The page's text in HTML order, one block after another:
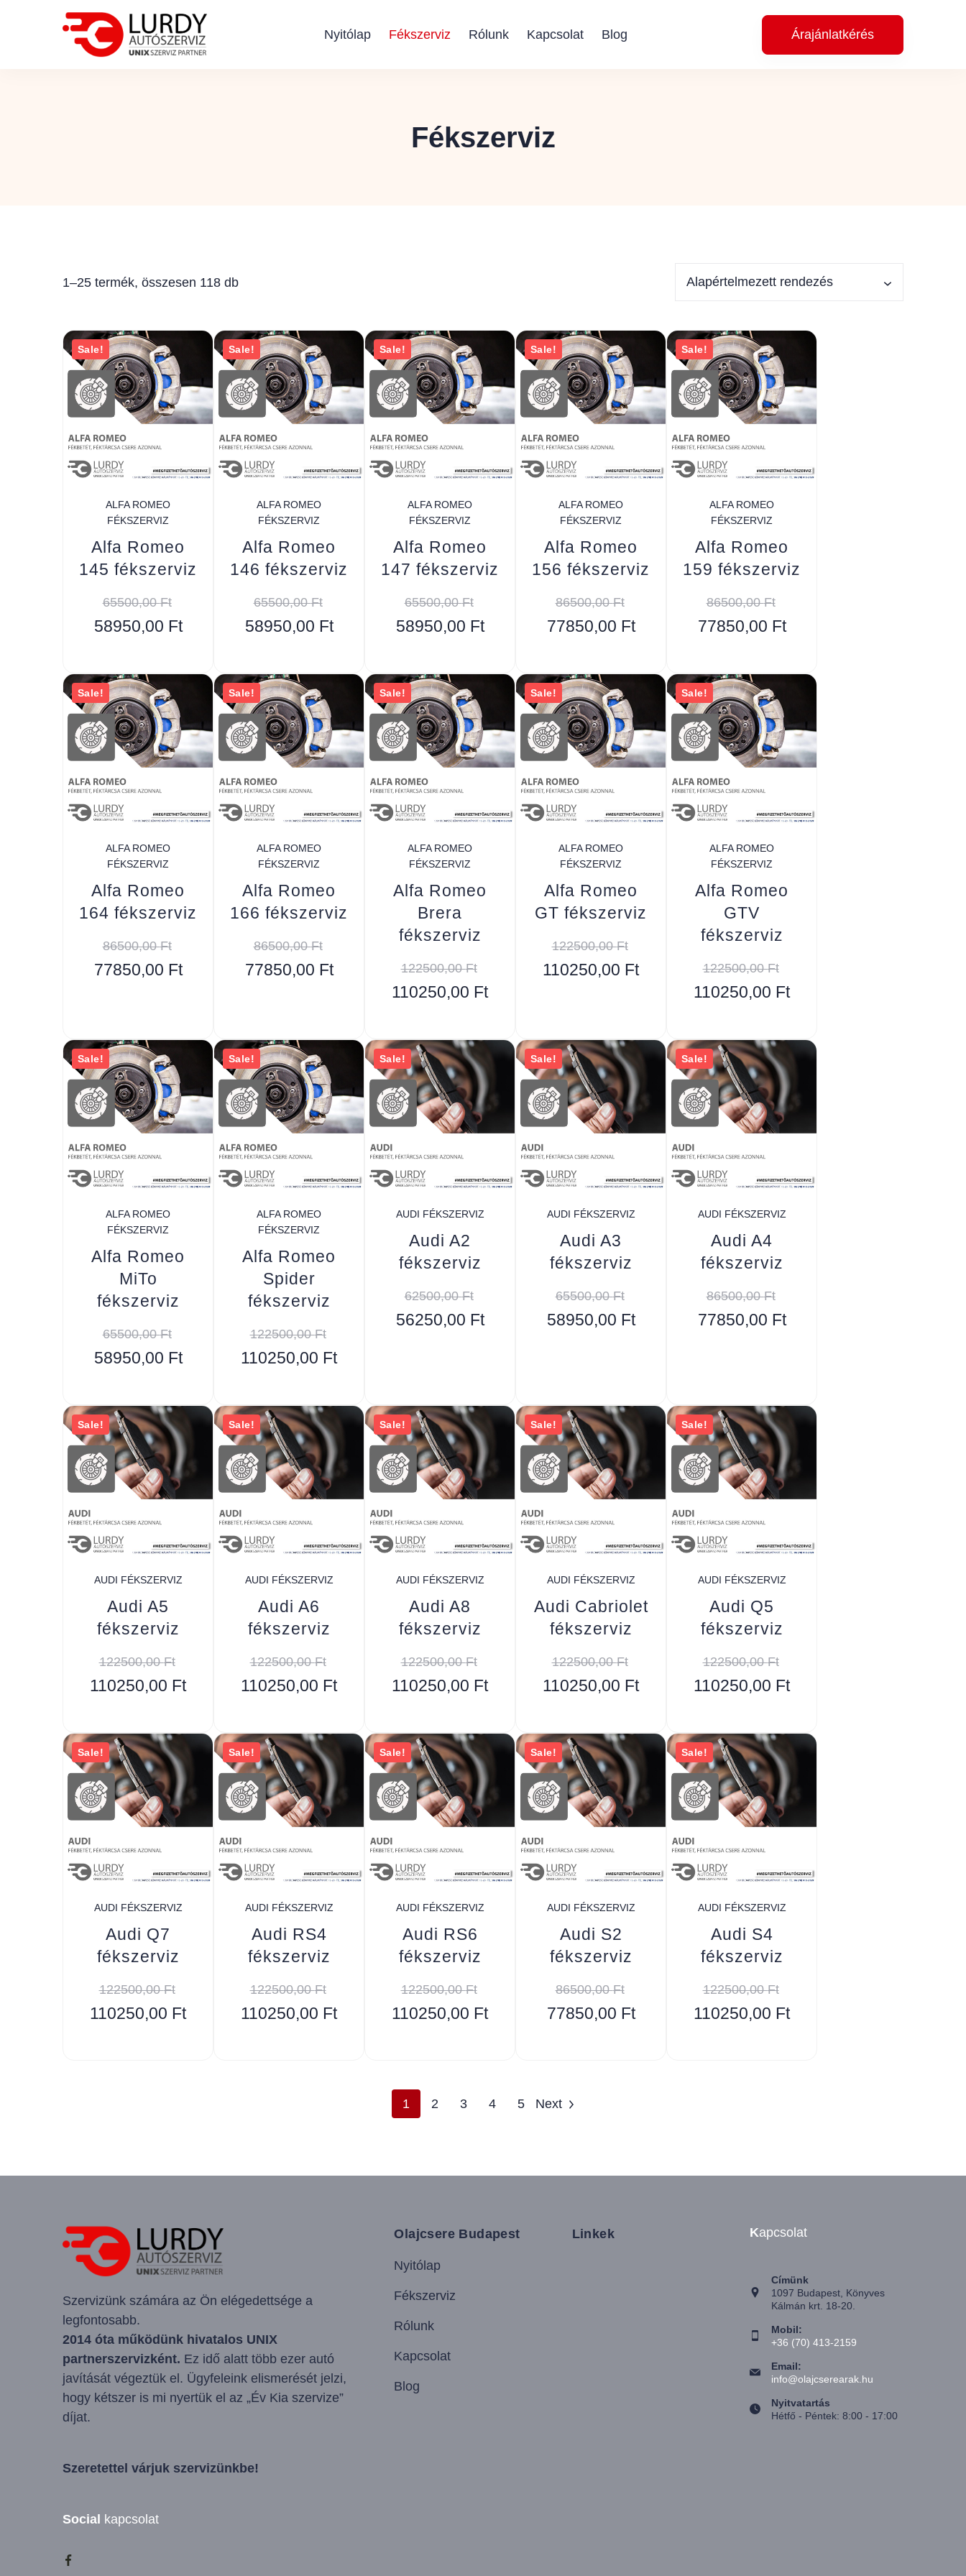
Nyitólap Fékszerviz Rólunk Kapcsolat Blog Árajánlatkérés
Fékszerviz
1–25 termék, összesen 118 db
Sale!
ALFA ROMEO
FÉKSZERVIZ
Alfa Romeo
145 fékszerviz
65500,00Ft
58950,00 Ft
Sale!
ALFA ROMEO
FÉKSZERVIZ
Alfa Romeo
146 fékszerviz
65500,00Ft
58950,00 Ft
Sale!
ALFA ROMEO
FÉKSZERVIZ
Alfa Romeo
147 fékszerviz
65500,00Ft
58950,00 Ft
Sale!
ALFA ROMEO
FÉKSZERVIZ
Alfa Romeo
156 fékszerviz
86500,00Ft
77850,00 Ft
Sale!
ALFA ROMEO
FÉKSZERVIZ
Alfa Romeo
159 fékszerviz
86500,00Ft
77850,00 Ft
Sale!
ALFA ROMEO
FÉKSZERVIZ
Alfa Romeo
164 fékszerviz
86500,00Ft
77850,00 Ft
Sale!
ALFA ROMEO
FÉKSZERVIZ
Alfa Romeo
166 fékszerviz
86500,00Ft
77850,00 Ft
Sale!
ALFA ROMEO
FÉKSZERVIZ
Alfa Romeo
Brera
fékszerviz
122500,00Ft
110250,00 Ft
Sale!
ALFA ROMEO
FÉKSZERVIZ
Alfa Romeo
GT fékszerviz
122500,00Ft
110250,00 Ft
Sale!
ALFA ROMEO
FÉKSZERVIZ
Alfa Romeo
GTV
fékszerviz
122500,00Ft
110250,00 Ft
Sale!
ALFA ROMEO
FÉKSZERVIZ
Alfa Romeo
MiTo
fékszerviz
65500,00Ft
58950,00 Ft
Sale!
ALFA ROMEO
FÉKSZERVIZ
Alfa Romeo
Spider
fékszerviz
122500,00Ft
110250,00 Ft
Sale!
AUDI FÉKSZERVIZ
Audi A2
fékszerviz
62500,00Ft
56250,00 Ft
Sale!
AUDI FÉKSZERVIZ
Audi A3
fékszerviz
65500,00Ft
58950,00 Ft
Sale!
AUDI FÉKSZERVIZ
Audi A4
fékszerviz
86500,00Ft
77850,00 Ft
Sale!
AUDI FÉKSZERVIZ
Audi A5
fékszerviz
122500,00Ft
110250,00 Ft
Sale!
AUDI FÉKSZERVIZ
Audi A6
fékszerviz
122500,00Ft
110250,00 Ft
Sale!
AUDI FÉKSZERVIZ
Audi A8
fékszerviz
122500,00Ft
110250,00 Ft
Sale!
AUDI FÉKSZERVIZ
Audi Cabriolet
fékszerviz
122500,00Ft
110250,00 Ft
Sale!
AUDI FÉKSZERVIZ
Audi Q5
fékszerviz
122500,00Ft
110250,00 Ft
Sale!
AUDI FÉKSZERVIZ
Audi Q7
fékszerviz
122500,00Ft
110250,00 Ft
Sale!
AUDI FÉKSZERVIZ
Audi RS4
fékszerviz
122500,00Ft
110250,00 Ft
Sale!
AUDI FÉKSZERVIZ
Audi RS6
fékszerviz
122500,00Ft
110250,00 Ft
Sale!
AUDI FÉKSZERVIZ
Audi S2
fékszerviz
86500,00Ft
77850,00 Ft
Sale!
AUDI FÉKSZERVIZ
Audi S4
fékszerviz
122500,00Ft
110250,00 Ft
1 2 3 4 5 Next
Szervizünk számára az Ön elégedettsége a
legfontosabb.
2014 óta működünk hivatalos UNIX
partnerszervizként. Ez idő alatt több ezer autó
javítását végeztük el. Ügyfeleink elismerését jelzi,
hogy kétszer is mi nyertük el az „Év Kia szervize”
díjat.
Szeretettel várjuk szervizünkbe!
Social kapcsolat
Olajcsere Budapest
Nyitólap
Fékszerviz
Rólunk
Kapcsolat
Blog
Linkek Kapcsolat
Címünk
1097 Budapest, Könyves
Kálmán krt. 18-20.
Mobil:
+36 (70) 413-2159
Email:
info@olajcserearak.hu
Nyitvatartás
Hétfő - Péntek: 8:00 - 17:00